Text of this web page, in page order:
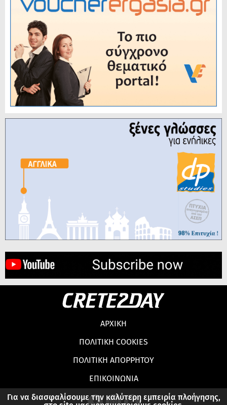
Για να διασφαλίσουμε την καλύτερη εμπειρία πλοήγησης,
ΑΡΧΙΚΗ
ΠΟΛΙΤΙΚΗ COOKIES
ΠΟΛΙΤΙΚΗ ΑΠΟΡΡΗΤΟΥ
ΕΠΙΚΟΙΝΩΝΙΑ